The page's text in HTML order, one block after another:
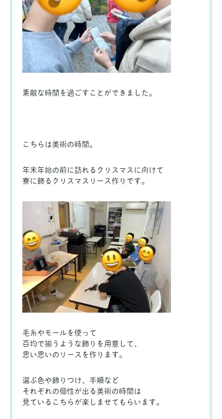
素敵な時間を過ごすことができました。
こちらは美術の時間。
年末年始の前に訪れるクリスマスに向けて
寮に飾るクリスマスリース作りです。
毛糸やモールを使って
百均で揃うような飾りを用意して、
思い思いのリースを作ります。
選ぶ色や飾りつけ、手順など
それぞれの個性が出る美術の時間は
見ているこちらが楽しませてもらいます。